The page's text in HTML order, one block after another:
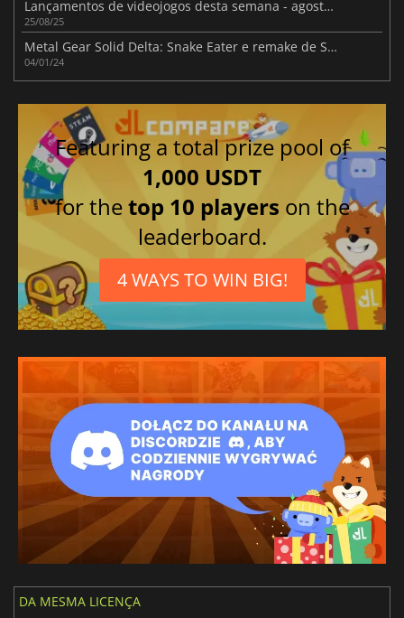
Lançamentos de videojogos desta semana - agosto de 2025 (Semana 35)
25/08/25
Metal Gear Solid Delta: Snake Eater e remake de Silent Hill 2 a lançar este ano
04/01/24
Featuring a total prize pool of
1,000 USDT
for thetop 10 players on the
leaderboard.
4 WAYS TO WIN BIG!
DA MESMA LICENÇA